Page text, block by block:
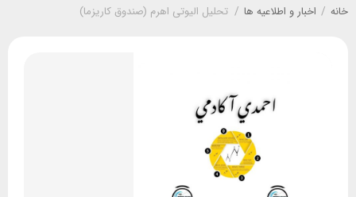
خانه / اخبار و اطلاعیه ها / تحلیل الیوتی اهرم (صندوق کاریزما)